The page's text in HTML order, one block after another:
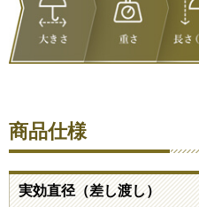
商品仕様
実効直径（差し渡し）